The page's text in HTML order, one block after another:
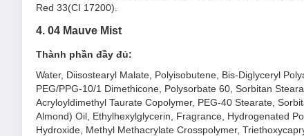
Ưu thế nổi bật của Son Tint Bóng B.O.M Lip
Ưu điểm 1: Hiệu ứng đôi môi bóng mượt đa chiều
Prism Glow™ Technology (Công nghệ bóng mượt đa
màng dưỡng ẩm dày và đặc bao bọc xung quanh
Ưu điểm 2: Son bóng “trong suốt như thuỷ tinh"
Red 33(CI 17200).
4. 04 Mauve Mist
Thành phần đầy đủ:
Water, Diisostearyl Malate, Polyisobutene, Bis-Diglyceryl
PEG/PPG-10/1 Dimethicone, Polysorbate 60, Sorbitan
Acryloyldimethyl Taurate Copolymer, PEG-40 Stearate,
Almond) Oil, Ethylhexylglycerin, Fragrance, Hydrogenated
Hydroxide, Methyl Methacrylate Crosspolymer,